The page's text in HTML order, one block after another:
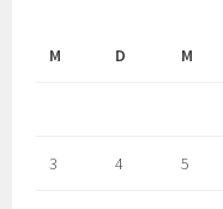
M
D M
3 4 5